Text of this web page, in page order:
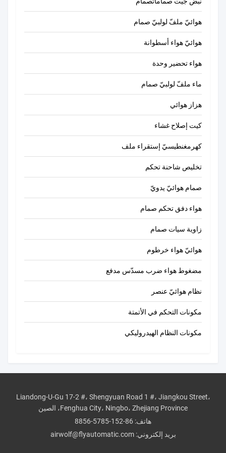
هوائيّ ملفّ لولبيّ صمام
هوائيّ هواء أسطوانة
هواء تحضير وحدة
ماء ملفّ لولبيّ صمام
هزاز هوائي
كيت إصلاح غشاء
كهرمغنطيسيّ إستقراء ملف
تخليص شاحنة تحكم
صمام هوائيّ يدويّ
هواء دفق تحكم صمام
زاوية سيات صمام
هوائيّ هواء خرطوم
مضغوط هواء ضرب مسدّس مدفع
نظام هوائيّ عنصر
مكونات التحكم في الأتمتة
مكونات النظام الهيدروليكي
Liandong-U-Gu 17-2 #، Shengyuan Road 1 #، Jiangkou Street،
Fenghua City، Ningbo، Zhejiang Province، الصين
هاتف: 86-152-5785-8856
بريد إلكتروني:airwolf@flyautomatic.com
8:59 AM
Good day, what product are you looking for?